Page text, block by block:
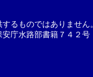
るものではありませ
庁水路部書籍７４２